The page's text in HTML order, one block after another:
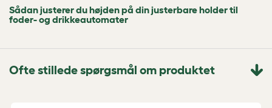
Sådan justerer du højden på din justerbare holder til
foder- og drikkeautomater
Ofte stillede spørgsmål om produktet